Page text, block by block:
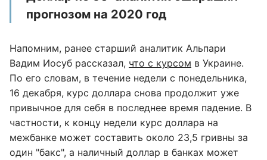
прогнозом на 2020 год
Напомним, ранее старший аналитик Альпари
Вадим Иосуб рассказал, что с курсом в Украине.
По его словам, в течение недели с понедельника,
16 декабря, курс доллара снова продолжит уже
привычное для себя в последнее время падение. В
частности, к концу недели курс доллара на
межбанке может составить около 23,5 гривны за
один "бакс", а наличный доллар в банках может